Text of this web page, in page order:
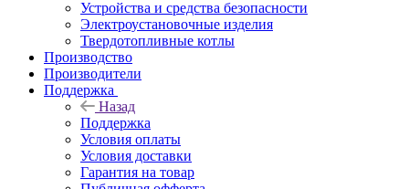
Устройства и средства безопасности
Электроустановочные изделия
Твердотопливные котлы
Производство
Производители
Поддержка
Назад
Поддержка
Условия оплаты
Условия доставки
Гарантия на товар